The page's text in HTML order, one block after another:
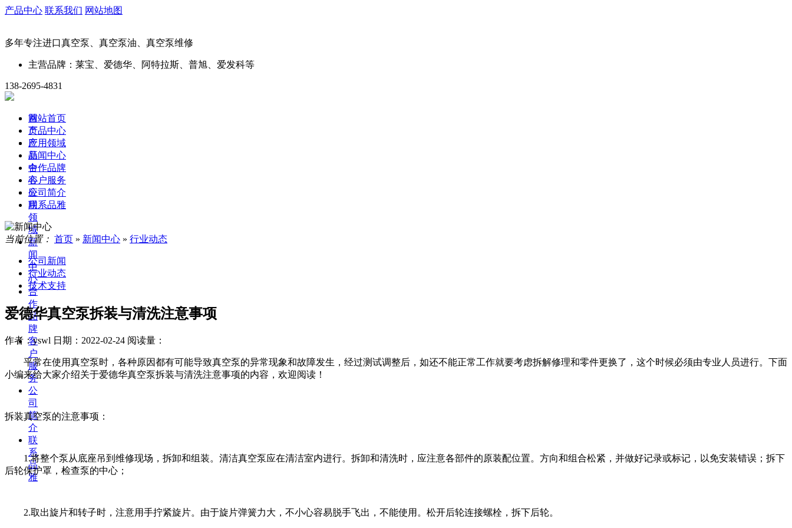
产品中心 联系我们 网站地图
多年专注进口真空泵、真空泵油、真空泵维修
主营品牌：莱宝、爱德华、阿特拉斯、普旭、爱发科等
138-2695-4831
首
页
产
品
中
心
应
用
领
域
新
闻
中
心
合
作
品
牌
客
户
服
务
公
司
简
介
联
系
品
雅
网站首页
产品中心
应用领域
新闻中心
合作品牌
客户服务
公司简介
联系品雅
当前位置： 首页 » 新闻中心 » 行业动态
公司新闻
行业动态
技术支持
爱德华真空泵拆装与清洗注意事项
作者：yswl 日期：2022-02-24 阅读量：
平常在使用真空泵时，各种原因都有可能导致真空泵的异常现象和故障发生，经过测试调整后，如还不能正常工作就要考虑拆解修理和零件更换了，这个时候必须由专业人员进行。下面
小编来给大家介绍关于爱德华真空泵拆装与清洗注意事项的内容，欢迎阅读！
拆装真空泵的注意事项：
1.将整个泵从底座吊到维修现场，拆卸和组装。清洁真空泵应在清洁室内进行。拆卸和清洗时，应注意各部件的原装配位置。方向和组合松紧，并做好记录或标记，以免安装错误；拆下
后轮保护罩，检查泵的中心；
2.取出旋片和转子时，注意用手拧紧旋片。由于旋片弹簧力大，不小心容易脱手飞出，不能使用。松开后轮连接螺栓，拆下后轮。